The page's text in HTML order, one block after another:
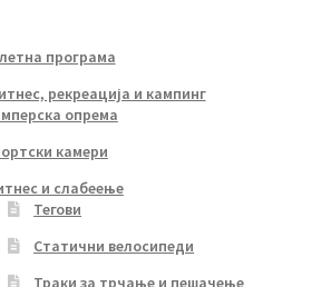
програма
рекреација и кампинг
опрема
камери
и слабеење
Тегови
Статични велосипеди
Траки за трчање и пешачење